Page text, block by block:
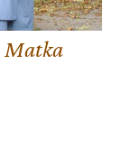
Matka